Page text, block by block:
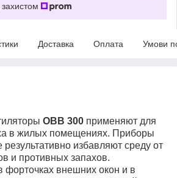
Доставка Оплата Умови
ОВВ 300 применяют для
в жилых помещениях. Приборы
результативно избавляют среду от
и противных запахов.
форточках внешних окон и в